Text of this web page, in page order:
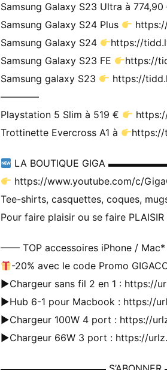
Samsung Galaxy S23 Ultra à 774,90
Samsung Galaxy S24 Plus
Samsung Galaxy S24
https://
Samsung Galaxy S23 FE
https://
Samsung galaxy S23
https://
————
Playstation 5 Slim à 519 €
Trottinette Evercross A1 à
https://
LA BOUTIQUE GIGA
https://www.youtube.com/c/
Tee-shirts, casquettes, coques,
Pour faire plaisir ou se faire
—— TOP accessoires iPhone /
-20% avec le code Promo
►Chargeur sans fil 2 en 1 : https://
►Hub 6-1 pour Macbook : https://
►Chargeur 100W 4 port : https://
►Chargeur 66W 3 port : https://